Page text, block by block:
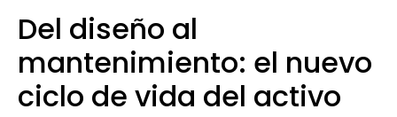
Del diseño al
mantenimiento: el nuevo
ciclo de vida del activo